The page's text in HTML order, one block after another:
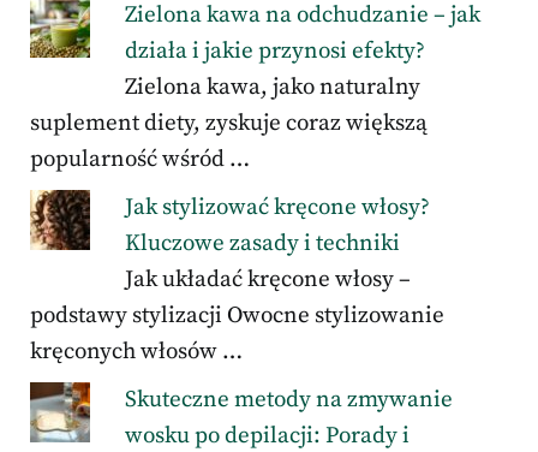
Zielona kawa na odchudzanie – jak
działa i jakie przynosi efekty?
Zielona kawa, jako naturalny
suplement diety, zyskuje coraz większą
popularność wśród …
Jak stylizować kręcone włosy?
Kluczowe zasady i techniki
Jak układać kręcone włosy –
podstawy stylizacji Owocne stylizowanie
kręconych włosów …
Skuteczne metody na zmywanie
wosku po depilacji: Porady i